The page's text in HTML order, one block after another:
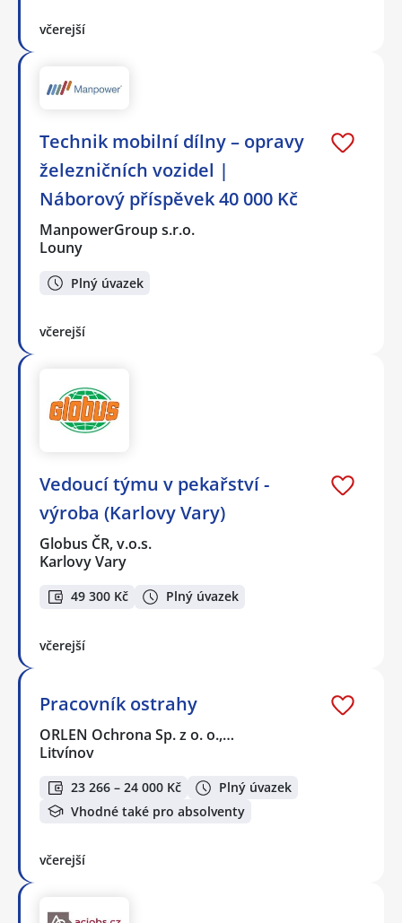
včerejší
Technik mobilní dílny – opravy
železničních vozidel |
Náborový příspěvek 40 000 Kč
ManpowerGroup s.r.o.
Louny
Plný úvazek
včerejší
Vedoucí týmu v pekařství -
výroba (Karlovy Vary)
Globus ČR, v.o.s.
Karlovy Vary
49 300 Kč Plný úvazek
včerejší
Pracovník ostrahy
ORLEN Ochrona Sp. z o. o.,…
Litvínov
23 266 – 24 000 Kč
Plný úvazek
Vhodné také pro absolventy
včerejší